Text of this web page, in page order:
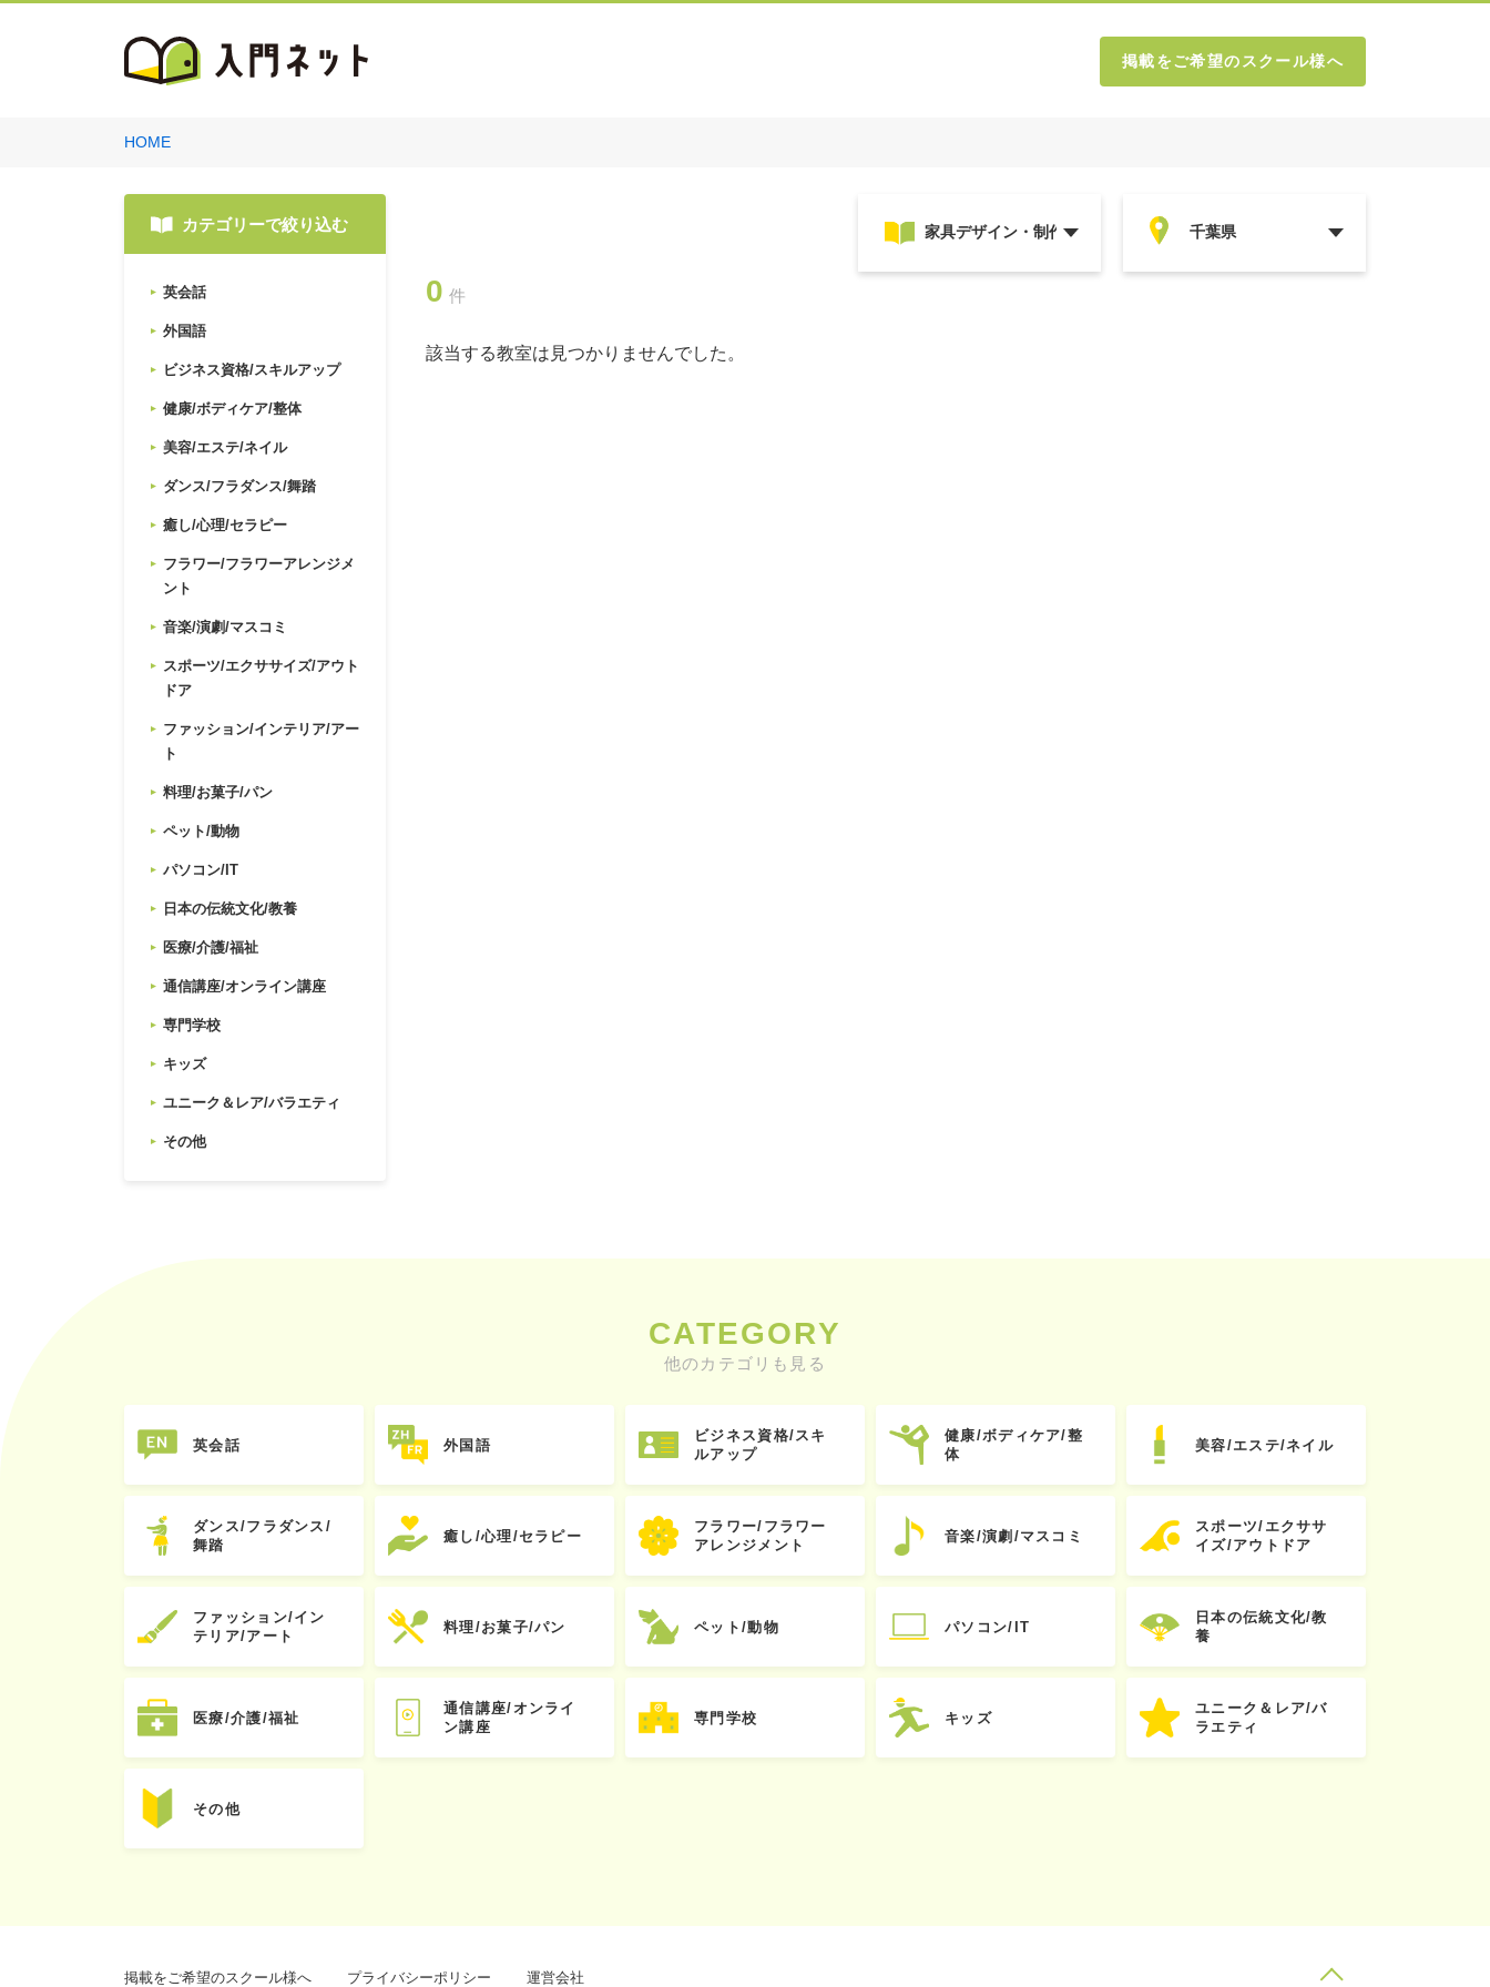
掲載をご希望のスクール様へ
HOME
カテゴリーで絞り込む
英会話
外国語
ビジネス資格/スキルアップ
健康/ボディケア/整体
美容/エステ/ネイル
ダンス/フラダンス/舞踏
癒し/心理/セラピー
フラワー/フラワーアレンジメ
ント
音楽/演劇/マスコミ
スポーツ/エクササイズ/アウト
ドア
ファッション/インテリア/アー
ト
料理/お菓子/パン
ペット/動物
パソコン/IT
日本の伝統文化/教養
医療/介護/福祉
通信講座/オンライン講座
専門学校
キッズ
ユニーク＆レア/バラエティ
その他
0 件
該当する教室は見つかりませんでした。
CATEGORY
他のカテゴリも見る
英会話 外国語
ビジネス資格/スキ
ルアップ
健康/ボディケア/整
体
美容/エステ/ネイル
ダンス/フラダンス/
舞踏
癒し/心理/セラピー
フラワー/フラワー
アレンジメント
音楽/演劇/マスコミ
スポーツ/エクササ
イズ/アウトドア
ファッション/イン
テリア/アート
料理/お菓子/パン ペット/動物 パソコン/IT
日本の伝統文化/教
養
医療/介護/福祉
通信講座/オンライ
ン講座
専門学校 キッズ
ユニーク＆レア/バ
ラエティ
その他
掲載をご希望のスクール様へ プライバシーポリシー 運営会社